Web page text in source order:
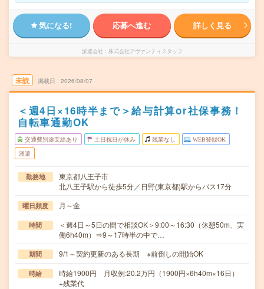
気になる! 応募へ進む 詳しく見る
派遣会社 株式会社アヴァンティスタッフ
未読 掲載日 2026/08/07
＜週4日×16時半まで＞給与計算or社保事務！
自転車通勤OK
交通費別途支給あり 土日祝日が休み 残業なし WEB登録OK
派遣
勤務地
東京都八王子市
北八王子駅から徒歩5分／日野(東京都)駅からバス17分
曜日頻度 月～金
時間
＜週4日～5日の間で相談OK＞9:00～16:30（休憩50m、実
働6h40m）⇒9～17時半の中で…
期間 9/1～契約更新のある長期 ※前倒しの開始OK
時給
時給1900円 月収例:20.2万円（1900円×6h40m×16日）
+残業代